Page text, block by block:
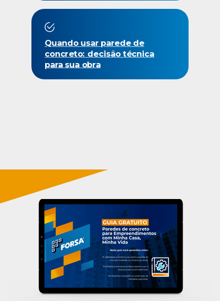
Quando usar parede de
concreto: decisão técnica
para sua obra